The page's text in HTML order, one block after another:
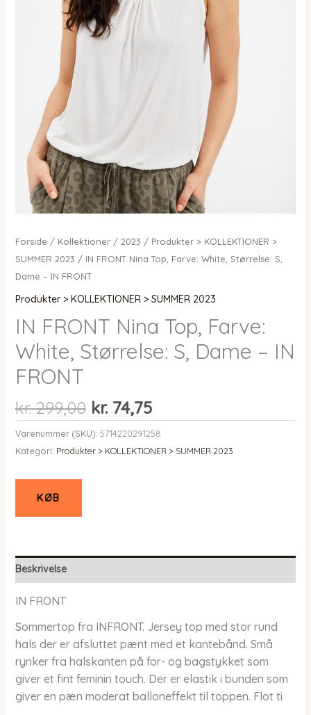
Forside / Kollektioner/ 2023 / Produkter > KOLLEKTIONER >
SUMMER 2023 / IN FRONT Nina Top, Farve: White, Størrelse: S,
Dame – IN FRONT
Produkter > KOLLEKTIONER > SUMMER 2023
IN FRONT Nina Top, Farve:
White, Størrelse: S, Dame – IN
FRONT
kr.299,00 Den
oprindelige
pris
var:
kr.74,75Den
aktuelle
pris
er:
Varenummer (SKU): 5714220291258
Kategori: Produkter > KOLLEKTIONER > SUMMER 2023
KØB
Beskrivelse
IN FRONT
Sommertop fra INFRONT. Jersey top med stor rund
hals der er afsluttet pænt med et kantebånd. Små
rynker fra halskanten på for- og bagstykket som
giver et fint feminin touch. Der er elastik i bunden som
giver en pæn moderat balloneffekt til toppen. Flot ti